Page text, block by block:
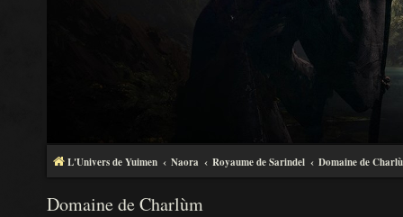
L'Univers de Yuimen Naora Royaume de Sarindel Domaine de
Domaine de Charlùm